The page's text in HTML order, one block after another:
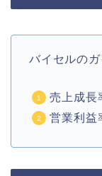
バイセルのガ
売上成長
営業利益